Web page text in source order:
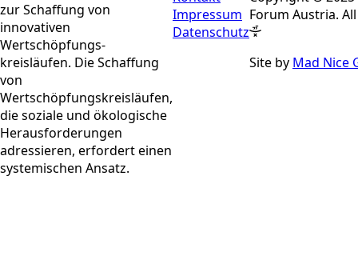
zur Schaffung von
innovativen
Wertschöpfungs-
kreisläufen. Die Schaffung
von
Wertschöpfungskreisläufen,
die soziale und ökologische
Herausforderungen
adressieren, erfordert einen
systemischen Ansatz.
Impressum
Datenschutz
Forum Austria.
Site by Mad Nice